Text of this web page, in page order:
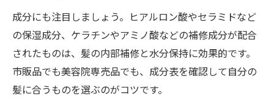
成分にも注目しましょう。ヒアルロン酸やセラミドなど
の保湿成分、ケラチンやアミノ酸などの補修成分が配合
されたものは、髪の内部補修と水分保持に効果的です。
市販品でも美容院専売品でも、成分表を確認して自分の
髪に合うものを選ぶのがコツです。